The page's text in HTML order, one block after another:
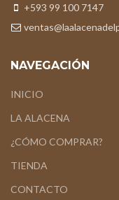
+593 99 100 7147
NAVEGACIÓN
INICIO
LA ALACENA
¿CÓMO COMPRAR?
TIENDA
CONTACTO